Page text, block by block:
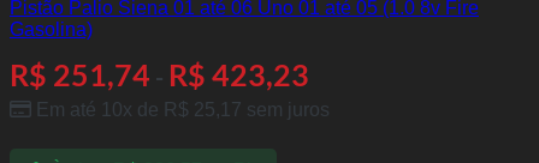
Pistão Palio Siena 01 até 06 Uno 01 até 05 (1.0 8v Fire
Gasolina)
R$ 251,74 - R$ 423,23
Em até 10x de R$ 25,17 sem juros